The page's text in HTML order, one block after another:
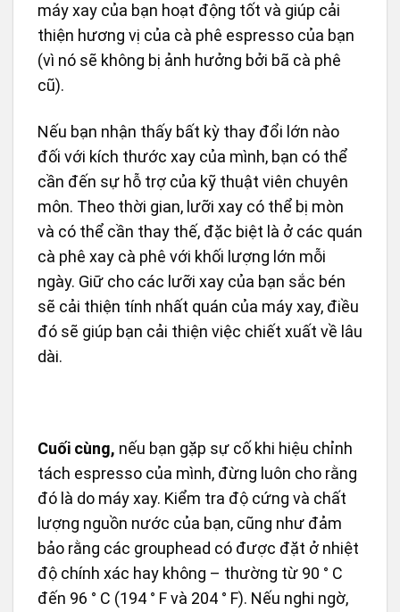
máy xay của bạn hoạt động tốt và giúp cải
thiện hương vị của cà phê espresso của bạn
(vì nó sẽ không bị ảnh hưởng bởi bã cà phê
cũ).
Nếu bạn nhận thấy bất kỳ thay đổi lớn nào
đối với kích thước xay của mình, bạn có thể
cần đến sự hỗ trợ của kỹ thuật viên chuyên
môn. Theo thời gian, lưỡi xay có thể bị mòn
và có thể cần thay thế, đặc biệt là ở các quán
cà phê xay cà phê với khối lượng lớn mỗi
ngày. Giữ cho các lưỡi xay của bạn sắc bén
sẽ cải thiện tính nhất quán của máy xay, điều
đó sẽ giúp bạn cải thiện việc chiết xuất về lâu
dài.
Cuối cùng, nếu bạn gặp sự cố khi hiệu chỉnh
tách espresso của mình, đừng luôn cho rằng
đó là do máy xay. Kiểm tra độ cứng và chất
lượng nguồn nước của bạn, cũng như đảm
bảo rằng các grouphead có được đặt ở nhiệt
độ chính xác hay không – thường từ 90 ° C
đến 96 ° C (194 ° F và 204 ° F). Nếu nghi ngờ,